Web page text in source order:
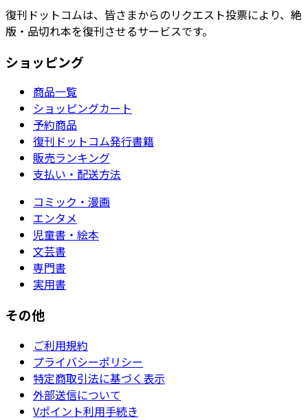
復刊ドットコムは、皆さまからのリクエスト投票により、絶
版・品切れ本を復刊させるサービスです。
ショッピング
商品一覧
ショッピングカート
予約商品
復刊ドットコム発行書籍
販売ランキング
支払い・配送方法
コミック・漫画
エンタメ
児童書・絵本
文芸書
専門書
実用書
その他
ご利用規約
プライバシーポリシー
特定商取引法に基づく表示
外部送信について
Vポイント利用手続き